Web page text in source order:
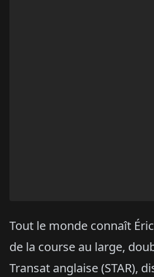
Tout le monde connaît
de la course au large,
Transat anglaise (STAR),